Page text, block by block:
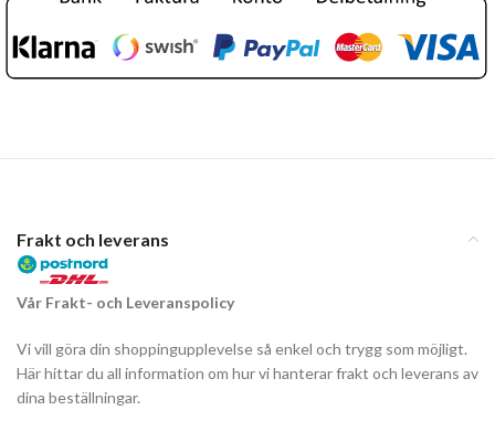
Frakt och leverans
Vår Frakt- och Leveranspolicy
Vi vill göra din shoppingupplevelse så enkel och trygg som möjligt.
Här hittar du all information om hur vi hanterar frakt och leverans av
dina beställningar.